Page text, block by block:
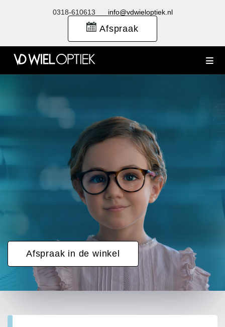
0318-610613 info@vdwieloptiek.nl
Afspraak
Afspraak in de winkel